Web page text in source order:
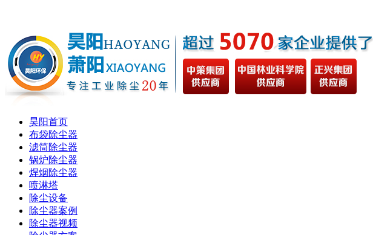
昊阳首页
布袋除尘器
滤筒除尘器
锅炉除尘器
焊烟除尘器
喷淋塔
除尘设备
除尘器案例
除尘器视频